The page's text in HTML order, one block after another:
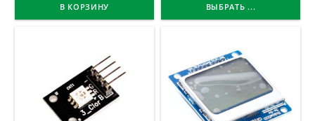
В КОРЗИНУ ВЫБРАТЬ ...